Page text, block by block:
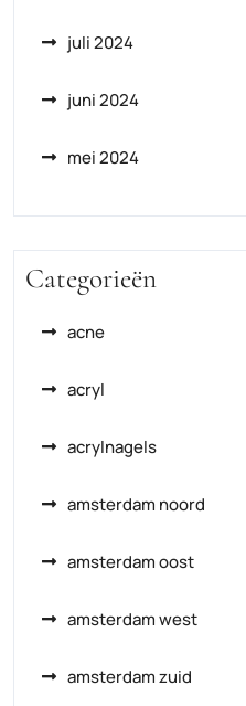
juli 2024
juni 2024
mei 2024
Categorieën
acne
acryl
acrylnagels
amsterdam noord
amsterdam oost
amsterdam west
amsterdam zuid